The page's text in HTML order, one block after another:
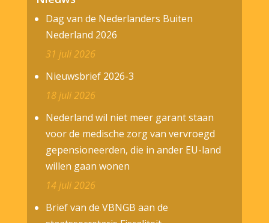
Dag van de Nederlanders Buiten
Nederland 2026
31 juli 2026
Nieuwsbrief 2026-3
18 juli 2026
Nederland wil niet meer garant staan
voor de medische zorg van vervroegd
gepensioneerden, die in ander EU-land
willen gaan wonen
14 juli 2026
Brief van de VBNGB aan de